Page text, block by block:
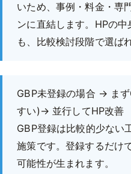
いため、事例・料金・専
ンに直結します。HPの
も、比較検討段階で選ば
GBP未登録の場合 → ま
すい)→ 並行してHP改善
GBP登録は比較的少ない
施策です。登録するだけ
可能性が生まれます。